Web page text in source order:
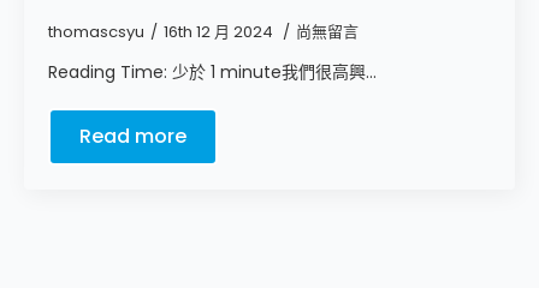
thomascsyu 16th 12 月 2024 尚無留言
Reading Time: 少於 1 minute我們很高興...
Read more